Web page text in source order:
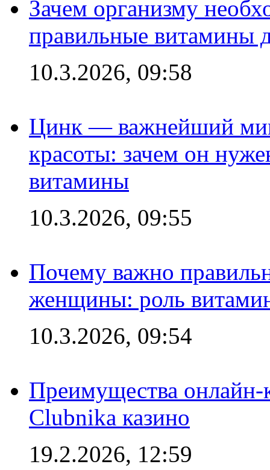
Зачем организму
правильные витамины
10.3.2026, 09:58
Цинк — важнейший
красоты: зачем он
витамины
10.3.2026, 09:55
Почему важно
женщины: роль
10.3.2026, 09:54
Преимущества онлайн-
Clubnika казино
19.2.2026, 12:59